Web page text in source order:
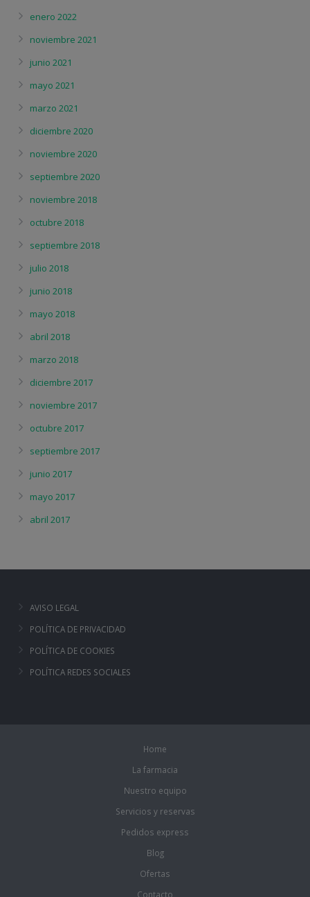
enero 2022
noviembre 2021
junio 2021
mayo 2021
marzo 2021
diciembre 2020
noviembre 2020
septiembre 2020
noviembre 2018
octubre 2018
septiembre 2018
julio 2018
junio 2018
mayo 2018
abril 2018
marzo 2018
diciembre 2017
noviembre 2017
octubre 2017
septiembre 2017
junio 2017
mayo 2017
abril 2017
AVISO LEGAL
POLÍTICA DE PRIVACIDAD
POLÍTICA DE COOKIES
POLÍTICA REDES SOCIALES
Home
La farmacia
Nuestro equipo
Servicios y reservas
Pedidos express
Blog
Ofertas
Contacto